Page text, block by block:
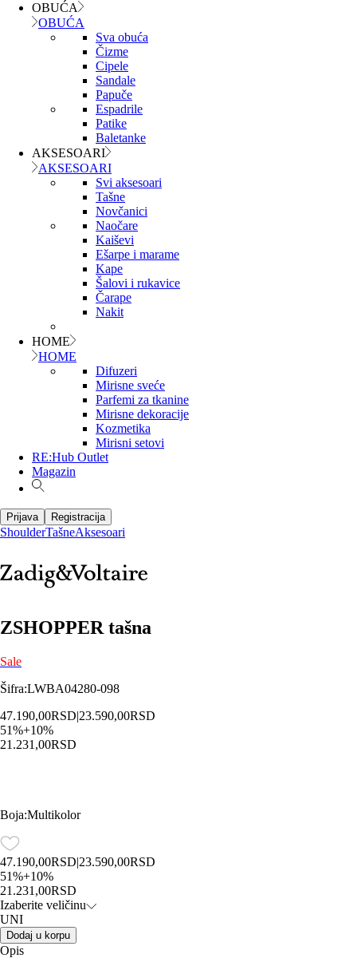
OBUĆA
OBUĆA
Sva obuća
Čizme
Cipele
Sandale
Papuče
Espadrile
Patike
Baletanke
AKSESOARI
AKSESOARI
Svi aksesoari
Tašne
Novčanici
Naočare
Kaiševi
Ešarpe i marame
Kape
Šalovi i rukavice
Čarape
Nakit
HOME
HOME
Difuzeri
Mirisne sveće
Parfemi za tkanine
Mirisne dekoracije
Kozmetika
Mirisni setovi
RE:Hub Outlet
Magazin
Prijava Registracija
ShoulderTašneAksesoari
ZSHOPPER tašna
Sale
Šifra:LWBA04280-098
47.190,00RSD|23.590,00RSD
51%+10%
21.231,00RSD
Boja:Multikolor
47.190,00RSD|23.590,00RSD
51%+10%
21.231,00RSD
Izaberite veličinu
UNI
Dodaj u korpu
Opis